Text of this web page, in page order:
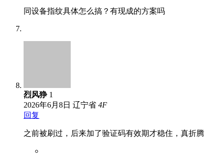
同设备指纹具体怎么搞？有现成的方案吗
烈风狰 1
2026年6月8日 辽宁省 4F
回复
之前被刷过，后来加了验证码有效期才稳住，真折腾